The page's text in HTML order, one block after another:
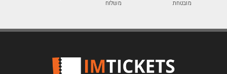
מובטחת משלוח